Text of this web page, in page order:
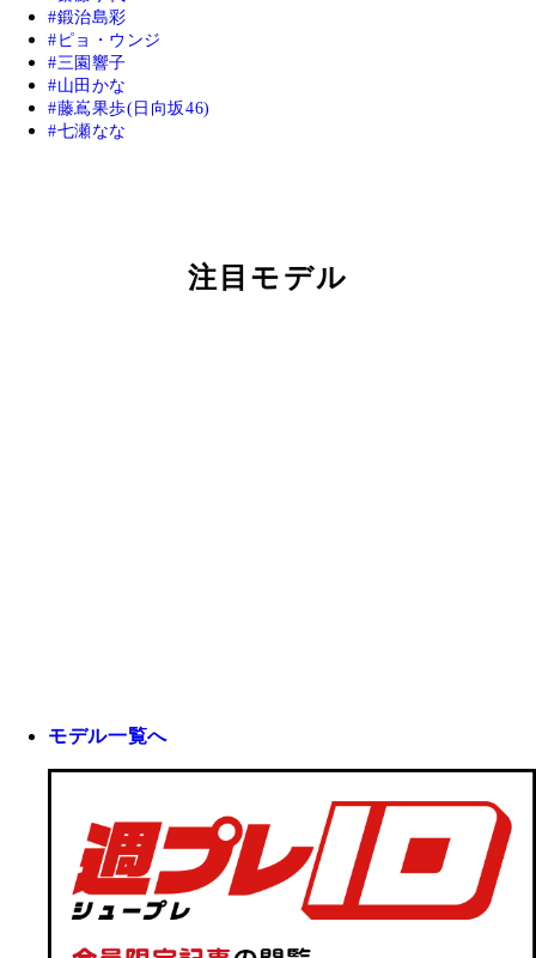
鍛治島彩
ピョ・ウンジ
三園響子
山田かな
藤嶌果歩(日向坂46)
七瀬なな
注目モデル
モデル一覧へ